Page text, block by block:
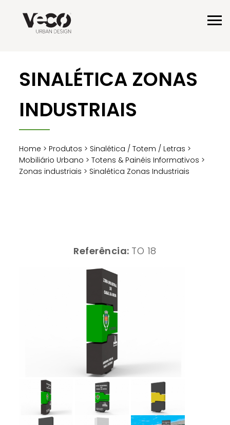
SINALÉTICA ZONAS
INDUSTRIAIS
Home > Produtos > Sinalética / Totem / Letras >
Mobiliário Urbano >Totens & Painéis Informativos >
Zonas industriais > Sinalética Zonas Industriais
Referência: TO 18